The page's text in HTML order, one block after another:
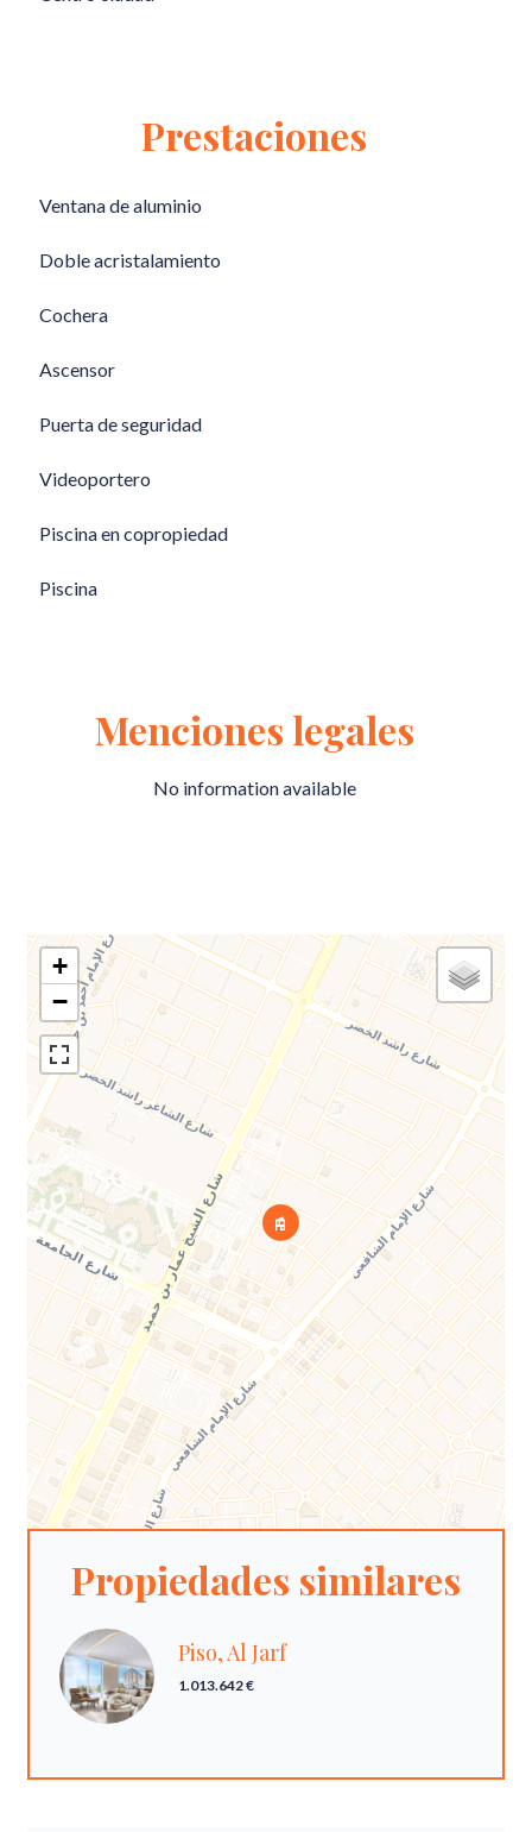
Prestaciones
Ventana de aluminio
Doble acristalamiento
Cochera
Ascensor
Puerta de seguridad
Videoportero
Piscina en copropiedad
Piscina
Menciones legales
No information available
+
−
Propiedades similares
Piso, Al Jarf
1.013.642 €